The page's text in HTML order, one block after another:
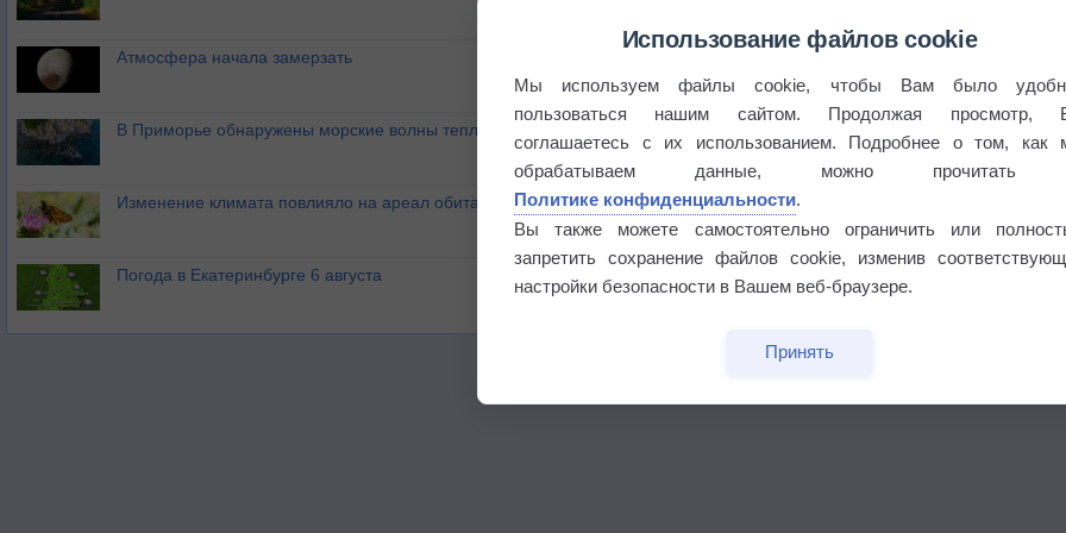
Атмосфера начала замерзать
В Приморье обнаружены морские волны тепла
Изменение климата повлияло на ареал обитания бабочек
Погода в Екатеринбурге 6 августа
Использование файлов cookie
Мы используем файлы cookie, чтобы Вам было
пользоваться нашим сайтом. Продолжая просмотр,
соглашаетесь с их использованием. Подробнее о том, как
обрабатываем данные, можно прочитать
Политике конфиденциальности.
Вы также можете самостоятельно ограничить или
запретить сохранение файлов cookie, изменив
настройки безопасности в Вашем веб-браузере.
Принять